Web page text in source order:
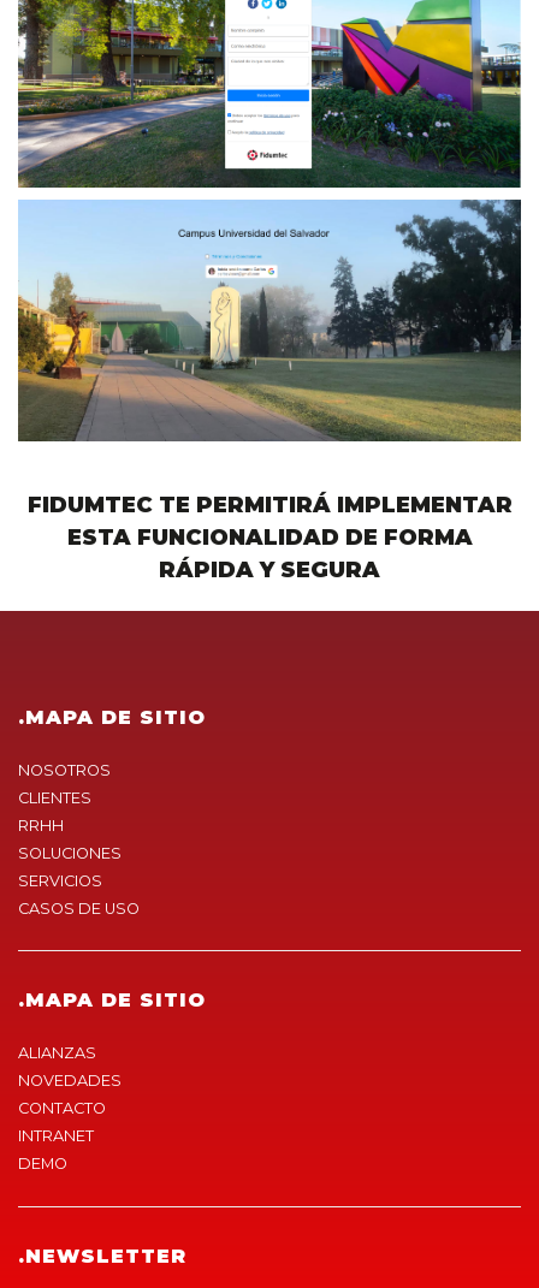
FIDUMTEC TE PERMITIRÁ IMPLEMENTAR
ESTA FUNCIONALIDAD DE FORMA
RÁPIDA Y SEGURA
.MAPA DE SITIO
NOSOTROS
CLIENTES
RRHH
SOLUCIONES
SERVICIOS
CASOS DE USO
.MAPA DE SITIO
ALIANZAS
NOVEDADES
CONTACTO
INTRANET
DEMO
.NEWSLETTER